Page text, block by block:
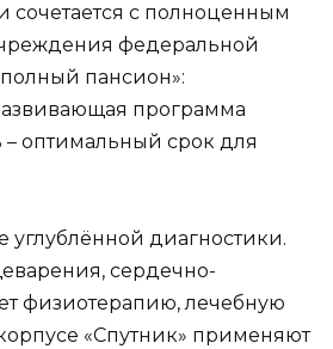
сочетается с полноценным
федеральной
пансион»:
программа
оптимальный срок для
диагностики.
сердечно-
физиотерапию, лечебную
«Спутник» применяют